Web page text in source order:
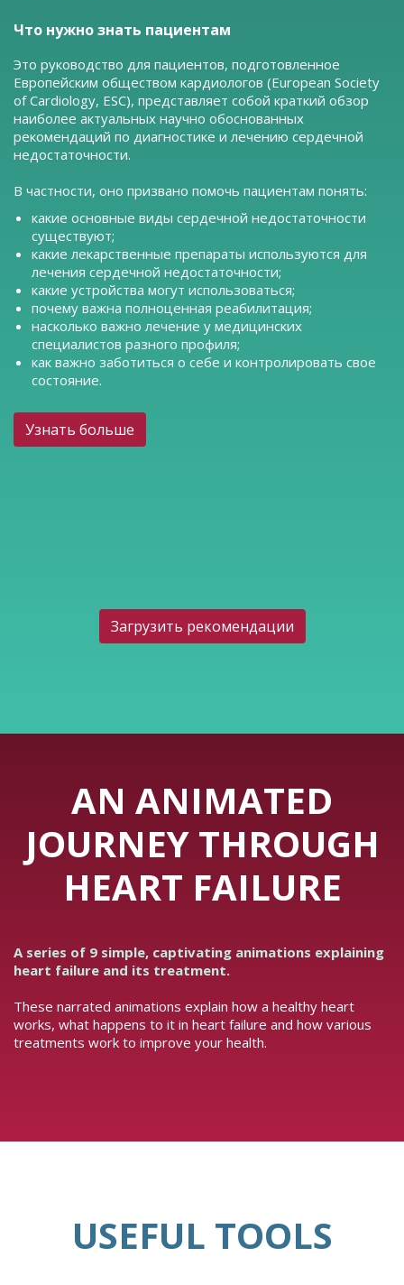
Что нужно знать пациентам
Это руководство для пациентов, подготовленное
Европейским обществом кардиологов (European Society
of Cardiology, ESC), представляет собой краткий обзор
наиболее актуальных научно обоснованных
рекомендаций по диагностике и лечению сердечной
недостаточности.
В частности, оно призвано помочь пациентам понять:
какие основные виды сердечной недостаточности
существуют;
какие лекарственные препараты используются для
лечения сердечной недостаточности;
какие устройства могут использоваться;
почему важна полноценная реабилитация;
насколько важно лечение у медицинских
специалистов разного профиля;
как важно заботиться о себе и контролировать свое
состояние.
Узнать больше
Загрузить рекомендации
AN ANIMATED
JOURNEY THROUGH
HEART FAILURE
A series of 9 simple, captivating animations explaining
heart failure and its treatment.
These narrated animations explain how a healthy heart
works, what happens to it in heart failure and how various
treatments work to improve your health.
USEFUL TOOLS